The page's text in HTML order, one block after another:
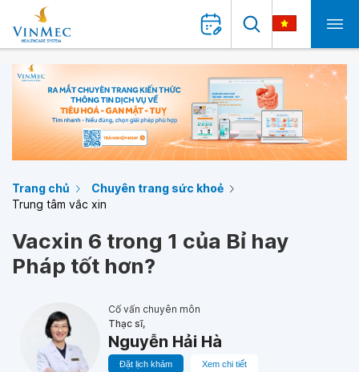
Trang chủ
Chuyên trang sức khoẻ
Trung tâm vắc xin
Vacxin 6 trong 1 của Bỉ hay
Pháp tốt hơn?
Cố vấn chuyên môn
Thạc sĩ,
Nguyễn Hải Hà
Đặt lịch khám Xem chi tiết